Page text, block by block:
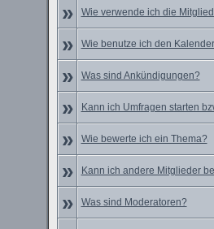
» Wie verwende ich die
» Wie benutze ich den
» Was sind Ankündigungen?
» Kann ich Umfragen starten
» Wie bewerte ich ein Thema?
» Kann ich andere Mitglieder
» Was sind Moderatoren?